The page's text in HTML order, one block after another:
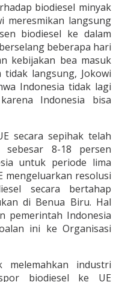
biodiesel minyak
meresmikan langsung
biodiesel ke dalam
beberapa hari
kebijakan bea masuk
tidak langsung, Jokowi
Indonesia tidak lagi
Indonesia bisa
secara sepihak telah
8-18 persen
untuk periode lima
mengeluarkan resolusi
secara bertahap
di Benua Biru. Hal
pemerintah Indonesia
ini ke Organisasi
industri
biodiesel ke UE